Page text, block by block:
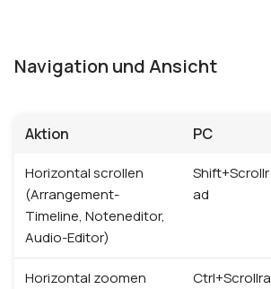
Navigation und Ansicht
Aktion PC
Horizontal scrollen
(Arrangement-
Timeline, Noteneditor,
Audio-Editor)
Shift+Scrollr
ad
Horizontal zoomen
Ctrl+Scrollra